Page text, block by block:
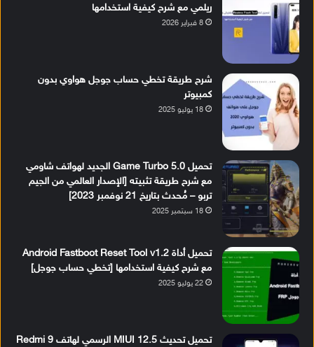
ريلمي مع شرح كيفية استخدامها
8 فبراير 2026
شرح طريقة تخطي حساب جوجل هواوي بدون
كمبيوتر
18 يوليو 2025
تحميل Game Turbo 5.0 الجديد لهواتف شاومي
مع شرح طريقة تثبيته [الإصدار العالمي من الجيم
تربو – مُحدث بتاريخ 21 نوفمبر 2023]
18 سبتمبر 2025
تحميل أداة Android Fastboot Reset Tool v1.2
مع شرح كيفية استخدامها [تخطي حساب جوجل]
22 يوليو 2025
تحميل تحديث MIUI 12.5 الرسمي لهاتف Redmi 9